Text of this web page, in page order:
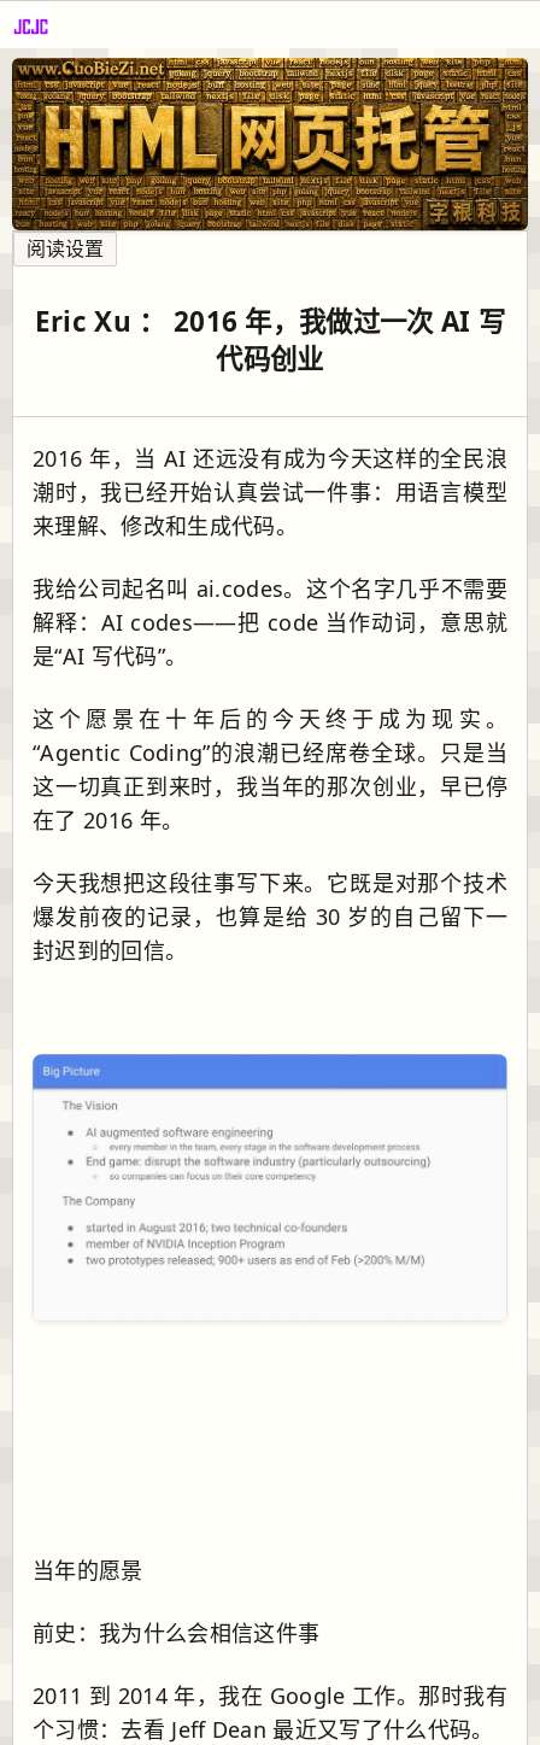
阅读设置
Eric Xu ： 2016 年，我做过一次 AI 写
代码创业
2016 年，当 AI 还远没有成为今天这样的全民浪
潮时，我已经开始认真尝试一件事：用语言模型
来理解、修改和生成代码。
我给公司起名叫 ai.codes。这个名字几乎不需要
解释：AI codes——把 code 当作动词，意思就
是“AI 写代码”。
这个愿景在十年后的今天终于成为现实。
“Agentic Coding”的浪潮已经席卷全球。只是当
这一切真正到来时，我当年的那次创业，早已停
在了 2016 年。
今天我想把这段往事写下来。它既是对那个技术
爆发前夜的记录，也算是给 30 岁的自己留下一
封迟到的回信。
当年的愿景
前史：我为什么会相信这件事
2011 到 2014 年，我在 Google 工作。那时我有
个习惯：去看 Jeff Dean 最近又写了什么代码。